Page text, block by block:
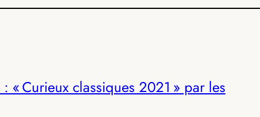
« Curieux classiques 2021 » par les